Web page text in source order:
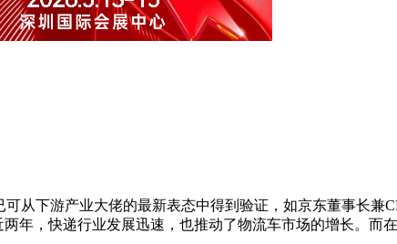
从下游产业大佬的最新表态中得到验证，如京东董事长兼
年，快递行业发展迅速，也推动了物流车市场的增长。而